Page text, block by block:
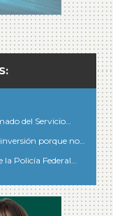
del Servicio…
porque no…
Policía Federal…